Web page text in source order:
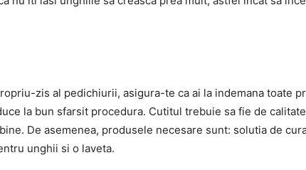
zis al pedichiurii, asigura-te ca ai la indemana toate
la bun sfarsit procedura. Cutitul trebuie sa fie de calitate
De asemenea, produsele necesare sunt: solutia de
unghii si o laveta.